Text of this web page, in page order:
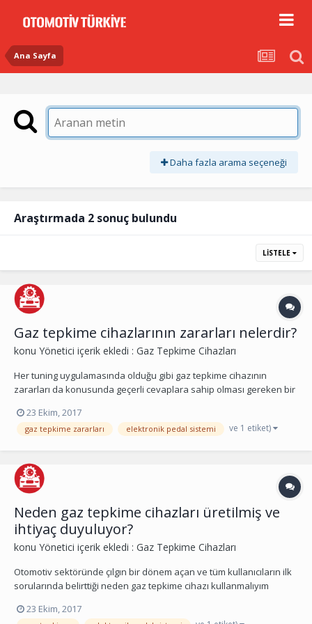
Ana Sayfa
Daha fazla arama seçeneği
Araştırmada 2 sonuç bulundu
LISTELE
Gaz tepkime cihazlarının zararları nelerdir?
konu Yönetici içerik ekledi : Gaz Tepkime Cihazları
Her tuning uygulamasında olduğu gibi gaz tepkime cihazının
zararları da konusunda geçerli cevaplara sahip olması gereken bir
sağladığını düşünüyoruz. Ancak zararlarının uygulamanın
maliyetinden çok daha fazla maddi sorun oluşturabil...
23 Ekim, 2017
gaz tepkime zararları elektronik pedal sistemi ve 1 etiket)
Neden gaz tepkime cihazları üretilmiş ve
ihtiyaç duyuluyor?
konu Yönetici içerik ekledi : Gaz Tepkime Cihazları
Otomotiv sektöründe çılgın bir dönem açan ve tüm kullanıcıların ilk
sorularında belirttiği neden gaz tepkime cihazı kullanmalıyım
kurbanı olmayın diye özellikle belirtiyoruz. Artık yeni nesil araçlar
23 Ekim, 2017